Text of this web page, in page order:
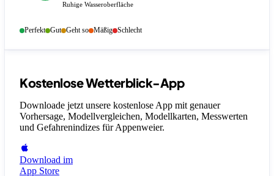
Ruhige Wasseroberfläche
Perfekt Gut Geht so Mäßig Schlecht
Kostenlose Wetterblick-App
Downloade jetzt unsere kostenlose App mit genauer
Vorhersage, Modellvergleichen, Modellkarten, Messwerten
und Gefahrenindizes für Appenweier.
Download im
App Store